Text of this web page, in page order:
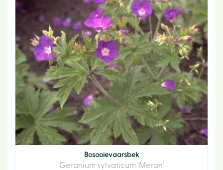
Bosooievaarsbek
Geranium sylvaticum 'Meran'